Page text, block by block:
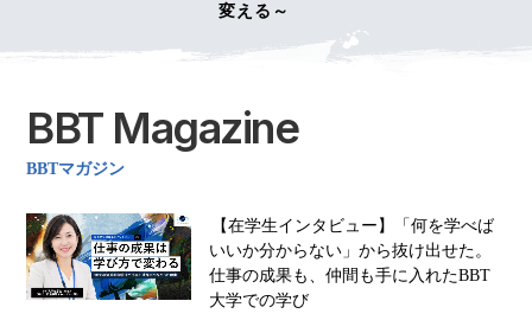
変える～
BBT Magazine
BBTマガジン
【在学生インタビュー】「何を学べば
いいか分からない」から抜け出せた。
仕事の成果も、仲間も手に入れたBBT
大学での学び